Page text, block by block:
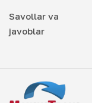
Savollar va
javoblar